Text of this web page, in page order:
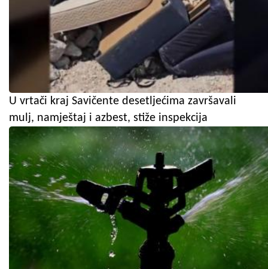
U vrtači kraj Savičente desetljećima završavali
mulj, namještaj i azbest, stiže inspekcija